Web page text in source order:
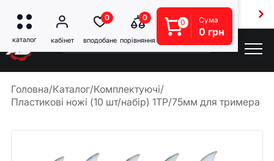
Безкоштовна доставка від 5000 грн
0 0
0 Сума
0 грн
Головна/Каталог/Комплектуючі/
Пластикові ножі (10 шт/набір) 1TP/75мм для тримера